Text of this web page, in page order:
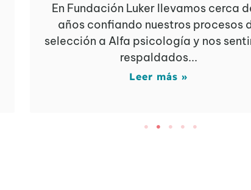
En Fundación Luker llevamos cerca
años confiando nuestros procesos
selección a Alfa psicología y nos
respaldados...
Leer más »